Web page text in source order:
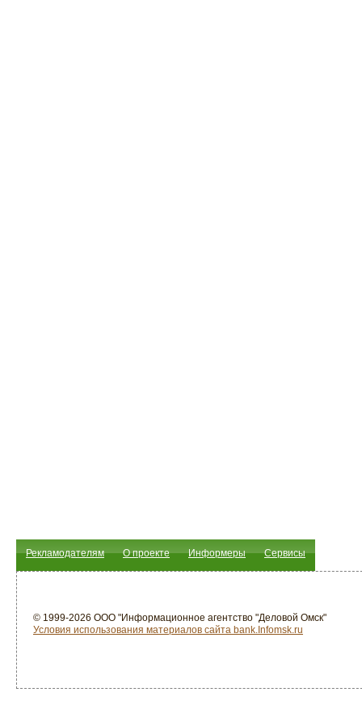
Рекламодателям О проекте Информеры Сервисы
© 1999-2026 ООО "Информационное агентство "Деловой Омск"
Условия использования материалов сайта bank.Infomsk.ru